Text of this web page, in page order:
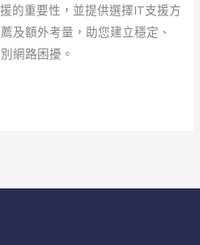
的重要性，並提供選擇IT支援方
及額外考量，助您建立穩定、
網路困擾。